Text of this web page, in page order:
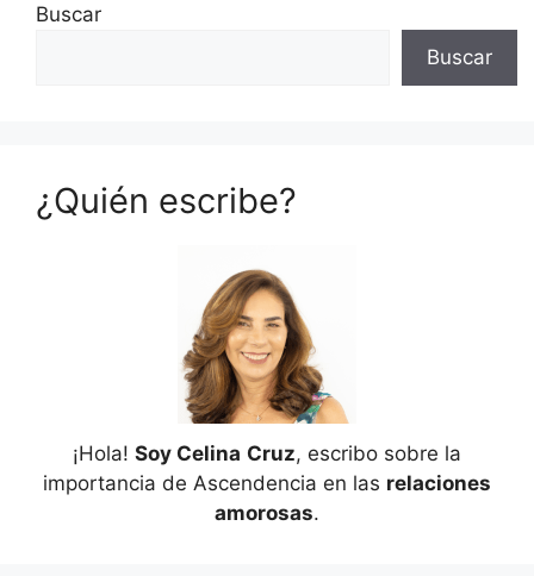
Buscar
Buscar
¿Quién escribe?
¡Hola! Soy Celina Cruz, escribo sobre la
importancia de Ascendencia en las relaciones
amorosas.